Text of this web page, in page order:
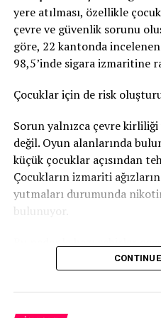
DON'T MISS
Almanya’da Mısır’dan
İsviçre’de Şu Ana Kadar Geri
Nötigung (zorlama)
96 gün soruşturma
para cezasıverdi. Bu ceza
Ancak adam soruşturma
kaldığıiçin bu süre
geriye 24 günlük, yani
Bunun yanında800 frank
verildi.
frank diğer yargılama
gerekiyor.
Daha önce de hüküm
yere atılması, özellikle
çevre ve güvenlik sorunu
göre, 22 kantonda
98,5’inde sigara izmaritine
Çocuklar için de risk
Sorun yalnızca çevre
değil. Oyun alanlarında
küçük çocuklar açısından
Çocukların izmariti
yutmaları durumunda
bulunuyor.
izmariti sorununa karşı
Bern’den dikkat çeken